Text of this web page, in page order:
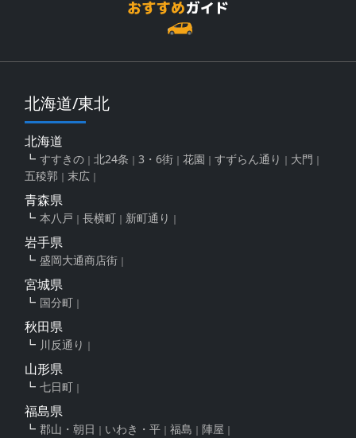
北海道/東北
北海道
すすきの 北24条 3・6街 花園 すずらん通り
大門
五稜郭
末広
青森県
本八戸 長横町 新町通り
岩手県
盛岡大通商店街
宮城県
国分町
秋田県
川反通り
山形県
七日町
福島県
郡山・朝日 いわき・平 福島 陣屋